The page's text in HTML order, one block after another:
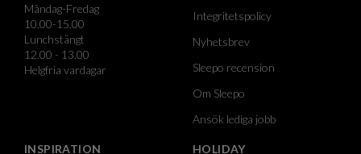
Måndag-Fredag
10.00-15.00
Lunchstängt
12.00 - 13.00
Helgfria vardagar
Integritetspolicy
Nyhetsbrev
Sleepo recension
Om Sleepo
Ansök lediga jobb
INSPIRATION HOLIDAY